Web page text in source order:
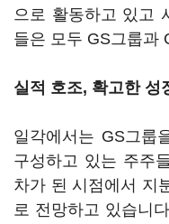
으로 활동하고 있고
들은 모두 GS그룹과
실적 호조, 확고한 성
일각에서는 GS그룹
구성하고 있는 주주
차가 된 시점에서 지
로 전망하고 있습니